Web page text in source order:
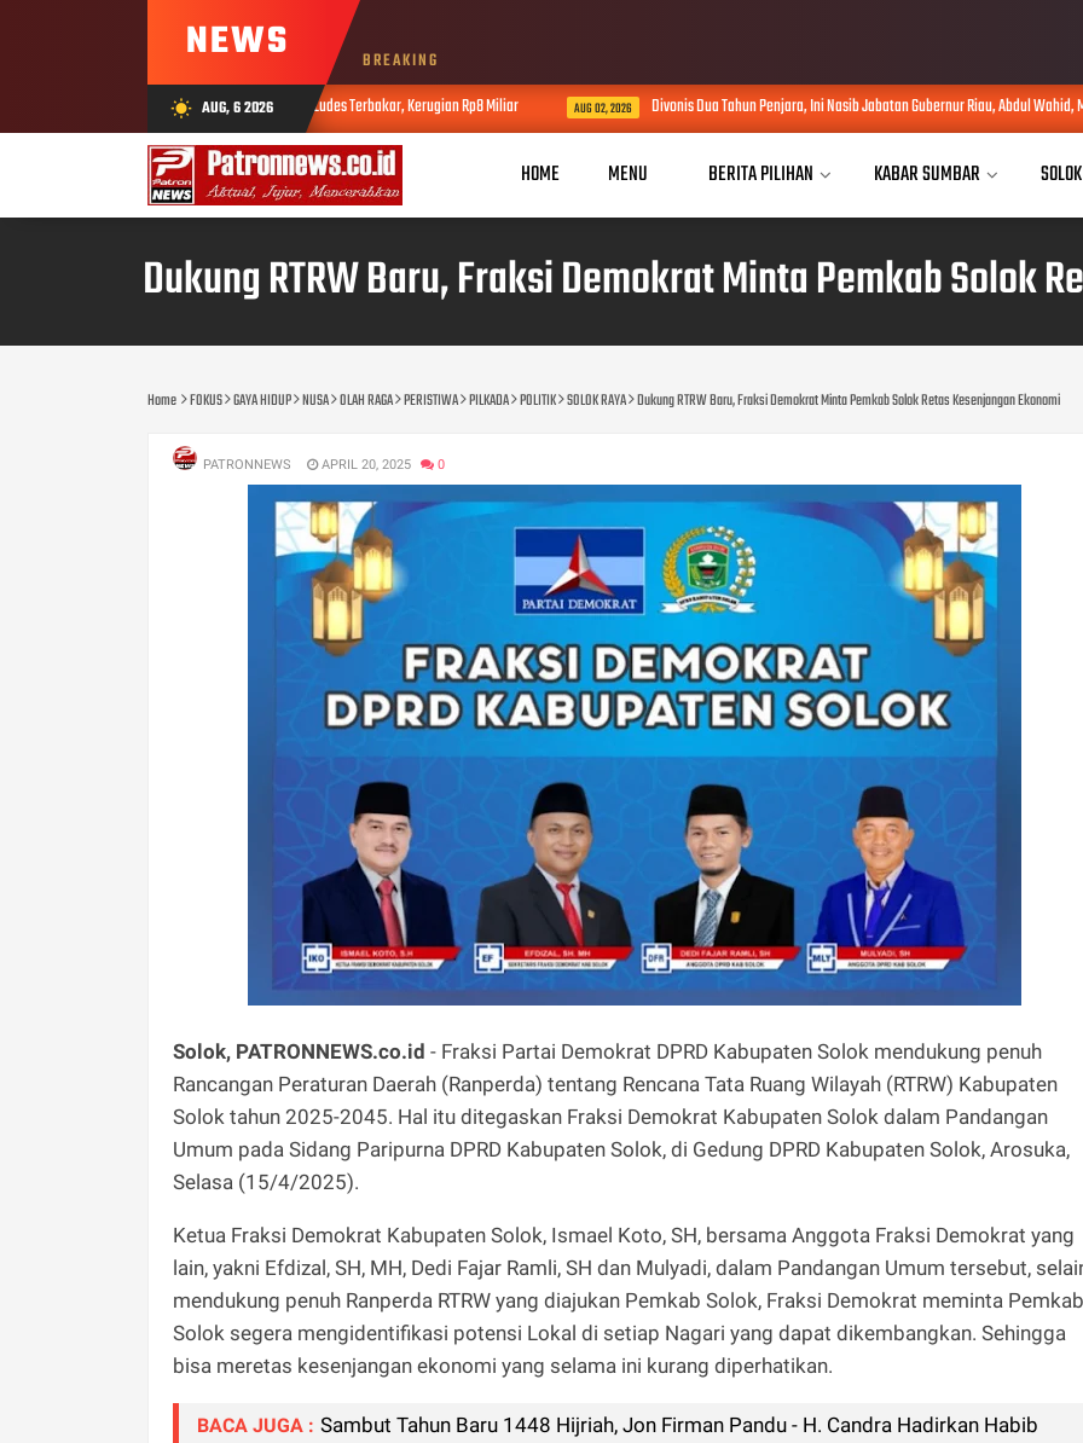
NEWS BREAKING
wb_sunny AUG, 6 2026
di Simpang Pulai, 9 Unit Ruko Ludes Terbakar, Kerugian Rp8 Miliar AUG 02, 2026 Divonis Dua Tahun Penjara, Ini Nasib Jabatan Gubernur Riau, Abdul Wahid, Menurut Hukum
HOME MENU BERITA PILIHAN KABAR SUMBAR
Dukung RTRW Baru, Fraksi Demokrat Minta Pemkab Solok
Home FOKUS GAYA HIDUP NUSA OLAH RAGA PERISTIWA PILKADA POLITIK SOLOK RAYA Dukung RTRW Baru, Fraksi Demokrat Minta Pemkab Solok Retas Kesenjangan Ekonomi
PATRONNEWS APRIL 20, 2025 0
Solok, PATRONNEWS.co.id - Fraksi Partai Demokrat DPRD Kabupaten Solok mendukung penuh
Rancangan Peraturan Daerah (Ranperda) tentang Rencana Tata Ruang Wilayah (RTRW) Kabupaten
Solok tahun 2025-2045. Hal itu ditegaskan Fraksi Demokrat Kabupaten Solok dalam Pandangan
Umum pada Sidang Paripurna DPRD Kabupaten Solok, di Gedung DPRD Kabupaten Solok, Arosuka,
Selasa (15/4/2025).
Ketua Fraksi Demokrat Kabupaten Solok, Ismael Koto, SH, bersama Anggota Fraksi Demokrat yang
lain, yakni Efdizal, SH, MH, Dedi Fajar Ramli, SH dan Mulyadi, dalam Pandangan Umum tersebut,
mendukung penuh Ranperda RTRW yang diajukan Pemkab Solok, Fraksi Demokrat meminta Pemkab
Solok segera mengidentifikasi potensi Lokal di setiap Nagari yang dapat dikembangkan. Sehingga
bisa meretas kesenjangan ekonomi yang selama ini kurang diperhatikan.
BACA JUGA : Sambut Tahun Baru 1448 Hijriah, Jon Firman Pandu - H. Candra Hadirkan Habib